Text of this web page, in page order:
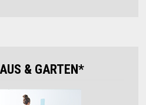
& GARTEN*